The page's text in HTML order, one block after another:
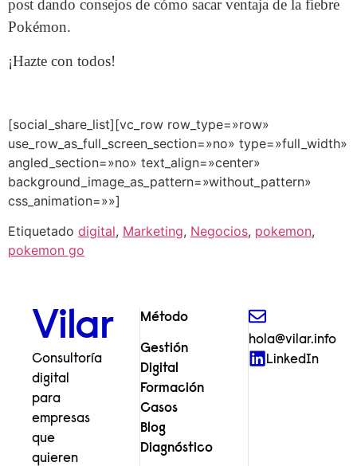
post dando consejos de cómo sacar ventaja de la fiebre
Pokémon.
¡Hazte con todos!
[social_share_list][vc_row row_type=»row»
use_row_as_full_screen_section=»no» type=»full_width»
angled_section=»no» text_align=»center»
background_image_as_pattern=»without_pattern»
css_animation=»»]
Etiquetado digital, Marketing, Negocios, pokemon,
pokemon go
Vilar
Consultoría
digital
para
empresas
que
quieren
Método
Gestión
Digital
Formación
Casos
Blog
Diagnóstico
hola@vilar.info
LinkedIn